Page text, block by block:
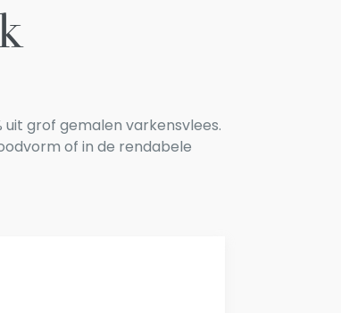
grof gemalen varkensvlees.
of in de rendabele